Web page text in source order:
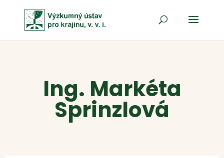
Ing. Markéta
Sprinzlová